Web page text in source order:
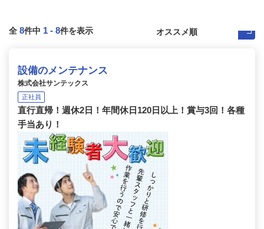
全 8件中 1 - 8件を表示
設備のメンテナンス
株式会社サンテックス
正社員
直行直帰！週休2日！年間休日120日以上！賞与3回！各種
手当あり！